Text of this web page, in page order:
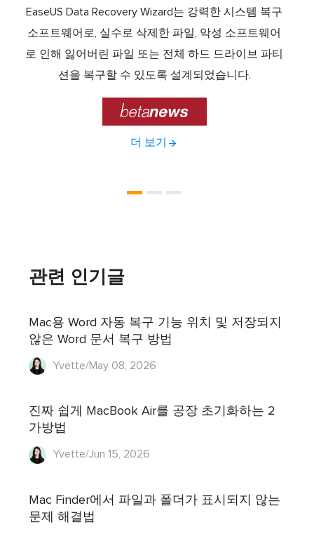
EaseUS Data Recovery Wizard는 강력한 시스템 복구
소프트웨어로, 실수로 삭제한 파일, 악성 소프트웨어
로 인해 잃어버린 파일 또는 전체 하드 드라이브 파티
션을 복구할 수 있도록 설계되었습니다.

더 보기
관련 인기글
Mac용 Word 자동 복구 기능 위치 및 저장되지
않은 Word 문서 복구 방법
Yvette/May 08, 2026
진짜 쉽게 MacBook Air를 공장 초기화하는 2
가방법
Yvette/Jun 15, 2026
Mac Finder에서 파일과 폴더가 표시되지 않는
문제 해결법